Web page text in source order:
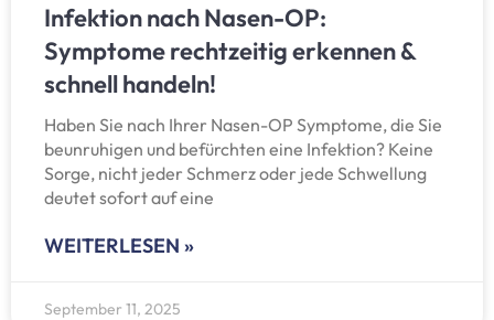
Infektion nach Nasen-OP:
Symptome rechtzeitig erkennen &
schnell handeln!
Haben Sie nach Ihrer Nasen-OP Symptome, die Sie
beunruhigen und befürchten eine Infektion? Keine
Sorge, nicht jeder Schmerz oder jede Schwellung
deutet sofort auf eine
WEITERLESEN »
September 11, 2025